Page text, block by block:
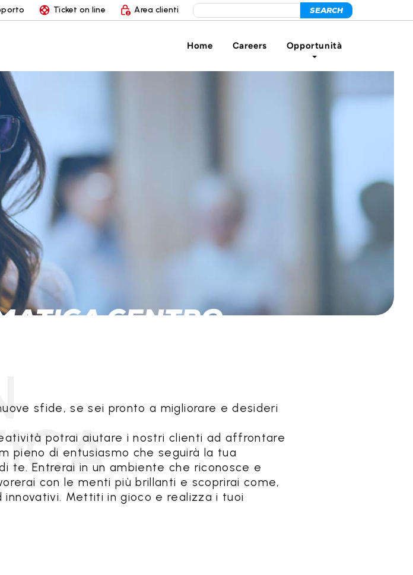
Ticket on line Area clienti
Home Careers Opportunità
CENTRO
sfide, se sei pronto a migliorare e desideri
potrai aiutare i nostri clienti ad affrontare
pieno di entusiasmo che seguirà la tua
te. Entrerai in un ambiente che riconosce e
con le menti più brillanti e scoprirai come,
Mettiti in gioco e realizza i tuoi